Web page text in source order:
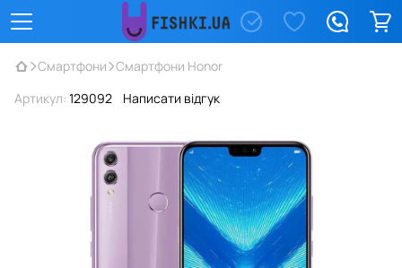
Смартфони Смартфони Honor
Артикул: 129092 Написати відгук